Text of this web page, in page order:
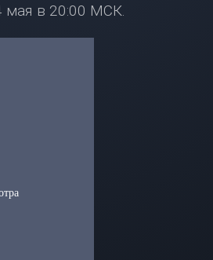
мая в 20:00 МСК.